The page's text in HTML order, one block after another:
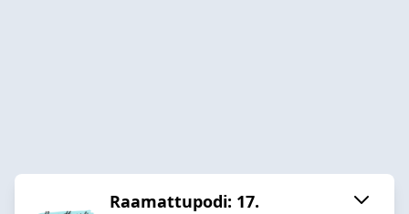
Raamattupodi: 17.